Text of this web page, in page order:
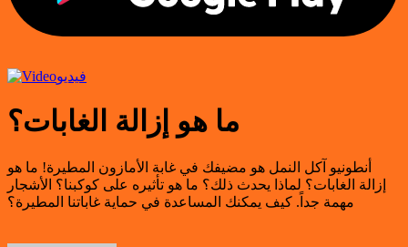
فيديو
ما هو إزالة الغابات؟
أنطونيو آكل النمل هو مضيفك في غابة الأمازون المطيرة! ما هو
إزالة الغابات؟ لماذا يحدث ذلك؟ ما هو تأثيره على كوكبنا؟ الأشجار
مهمة جداً. كيف يمكنك المساعدة في حماية غاباتنا المطيرة؟